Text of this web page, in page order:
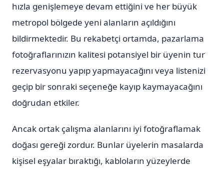
hızla genişlemeye devam ettiğini ve her büyük
metropol bölgede yeni alanların açıldığını
bildirmektedir. Bu rekabetçi ortamda, pazarlama
fotoğraflarınızın kalitesi potansiyel bir üyenin tur
rezervasyonu yapıp yapmayacağını veya listenizi
geçip bir sonraki seçeneğe kayıp kaymayacağını
doğrudan etkiler.
Ancak ortak çalışma alanlarını iyi fotoğraflamak
doğası gereği zordur. Bunlar üyelerin masalarda
kişisel eşyalar bıraktığı, kabloların yüzeylerde